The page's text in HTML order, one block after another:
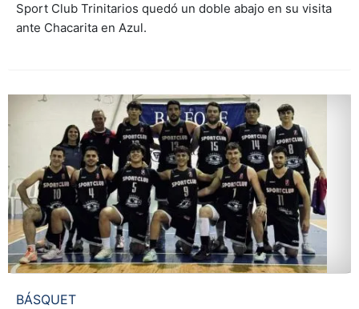
Sport Club Trinitarios quedó un doble abajo en su visita
ante Chacarita en Azul.
BÁSQUET